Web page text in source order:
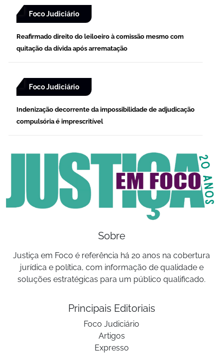
Foco Judiciário
Reafirmado direito do leiloeiro à comissão mesmo com
quitação da dívida após arrematação
Foco Judiciário
Indenização decorrente da impossibilidade de adjudicação
compulsória é imprescritível
Sobre
Justiça em Foco é referência há 20 anos na cobertura
jurídica e política, com informação de qualidade e
soluções estratégicas para um público qualificado.
Principais Editoriais
Foco Judiciário
Artigos
Expresso